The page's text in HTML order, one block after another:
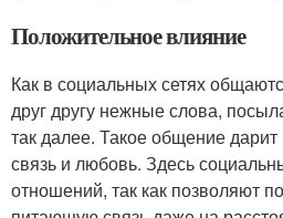
Положительное влияние
Как в социальных сетях
друг другу нежные слова,
так далее. Такое общение дарит
связь и любовь. Здесь
отношений, так как позволяют